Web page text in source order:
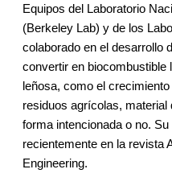
Equipos del Laboratorio
(Berkeley Lab) y de los
colaborado en el desarrollo
convertir en biocombustible
leñosa, como el
residuos agrícolas,
forma intencionada o no.
recientemente en la revista
Engineering.